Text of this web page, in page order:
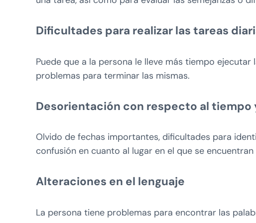
Dificultades para realizar las tareas
Puede que a la persona le lleve más tiempo
problemas para terminar las mismas.
Desorientación con respecto al tiempo
Olvido de fechas importantes, dificultades para
confusión en cuanto al lugar en el que se
Alteraciones en el lenguaje
La persona tiene problemas para encontrar las